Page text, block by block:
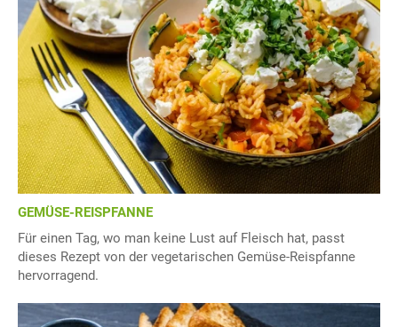
GEMÜSE-REISPFANNE
Für einen Tag, wo man keine Lust auf Fleisch hat, passt
dieses Rezept von der vegetarischen Gemüse-Reispfanne
hervorragend.